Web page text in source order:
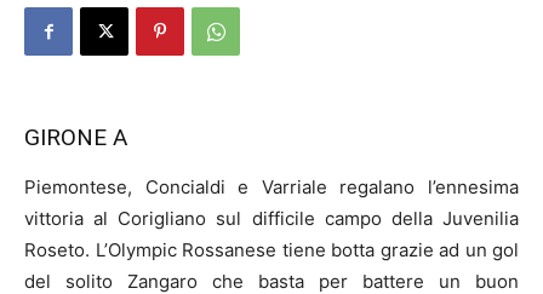
GIRONE A
Piemontese, Concialdi e Varriale regalano l’ennesima
vittoria al Corigliano sul difficile campo della Juvenilia
Roseto. L’Olympic Rossanese tiene botta grazie ad un gol
del solito Zangaro che basta per battere un buon